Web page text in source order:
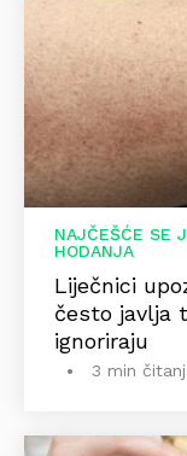
NAJČEŠĆE SE
HODANJA
Liječnici
često javlja
ignoriraju
3 min